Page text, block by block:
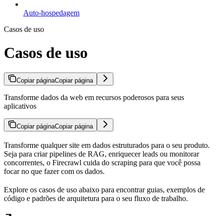
Auto-hospedagem
Casos de uso
Casos de uso
Copiar páginaCopiar página
Transforme dados da web em recursos poderosos para seus
aplicativos
Copiar páginaCopiar página
Transforme qualquer site em dados estruturados para o seu produto.
Seja para criar pipelines de RAG, enriquecer leads ou monitorar
concorrentes, o Firecrawl cuida do scraping para que você possa
focar no que fazer com os dados.
Explore os casos de uso abaixo para encontrar guias, exemplos de
código e padrões de arquitetura para o seu fluxo de trabalho.